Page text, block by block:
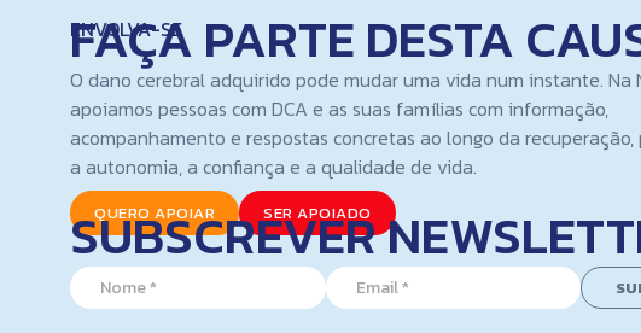
ENVOLVA-SE
FAÇA PARTE DESTA
O dano cerebral adquirido pode mudar uma vida num instante. Na
apoiamos pessoas com DCA e as suas famílias com informação,
acompanhamento e respostas concretas ao longo da
a autonomia, a confiança e a qualidade de vida.
QUERO APOIAR SER APOIADO
SUBSCREVER
N
a
m
N
a
E
m